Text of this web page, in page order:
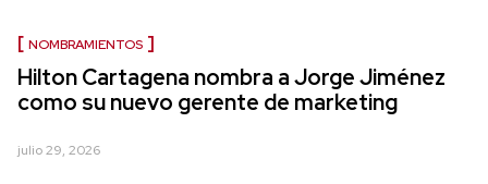
NOMBRAMIENTOS
Hilton Cartagena nombra a Jorge Jiménez
como su nuevo gerente de marketing
julio 29, 2026